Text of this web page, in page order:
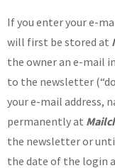
If you enter your e-
will first be stored at
the owner an e-mail
to the newsletter
your e-mail address,
permanently at
the newsletter or
the date of the login